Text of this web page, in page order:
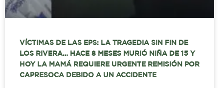
VÍCTIMAS DE LAS EPS: LA TRAGEDIA SIN FIN DE
LOS RIVERA… HACE 8 MESES MURIÓ NIÑA DE 15 Y
HOY LA MAMÁ REQUIERE URGENTE REMISIÓN POR
CAPRESOCA DEBIDO A UN ACCIDENTE